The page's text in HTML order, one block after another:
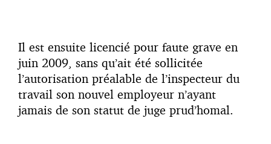
Il est ensuite licencié pour faute grave en
juin 2009, sans qu’ait été sollicitée
l’autorisation préalable de l’inspecteur du
travail son nouvel employeur n’ayant
jamais de son statut de juge prud’homal.